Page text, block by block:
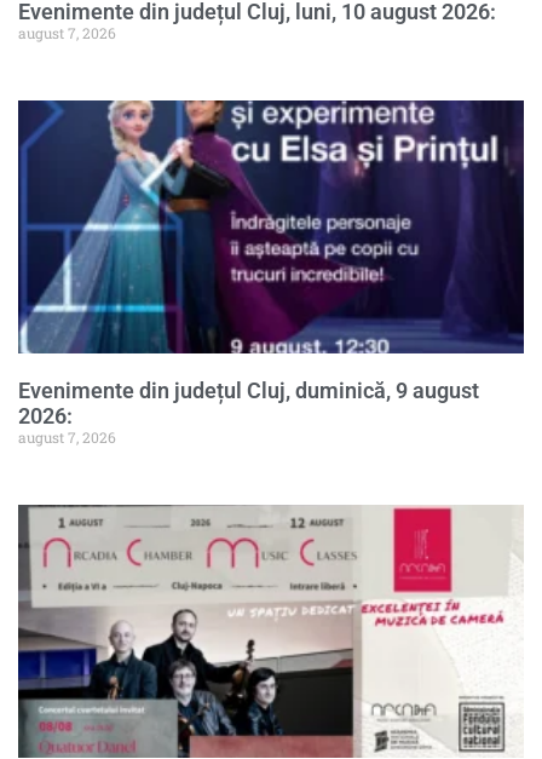
Evenimente din județul Cluj, luni, 10 august 2026:
august 7, 2026
Evenimente din județul Cluj, duminică, 9 august
2026:
august 7, 2026